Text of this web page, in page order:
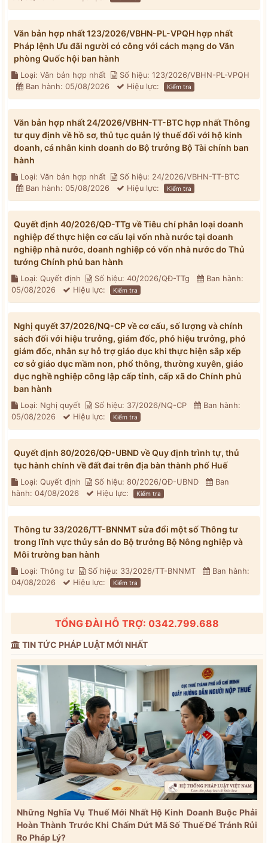
Văn bản hợp nhất 123/2026/VBHN-PL-VPQH hợp nhất
Pháp lệnh Ưu đãi người có công với cách mạng do Văn
phòng Quốc hội ban hành
Loại: Văn bản hợp nhất
Số hiệu: 123/2026/VBHN-PL-VPQH
Ban hành: 05/08/2026
Hiệu lực: Kiểm tra
Văn bản hợp nhất 24/2026/VBHN-TT-BTC hợp nhất Thông
tư quy định về hồ sơ, thủ tục quản lý thuế đối với hộ kinh
doanh, cá nhân kinh doanh do Bộ trưởng Bộ Tài chính ban
hành
Loại: Văn bản hợp nhất
Số hiệu: 24/2026/VBHN-TT-BTC
Ban hành: 05/08/2026
Hiệu lực: Kiểm tra
Quyết định 40/2026/QĐ-TTg về Tiêu chí phân loại doanh
nghiệp để thực hiện cơ cấu lại vốn nhà nước tại doanh
nghiệp nhà nước, doanh nghiệp có vốn nhà nước do Thủ
tướng Chính phủ ban hành
Loại: Quyết định Số hiệu: 40/2026/QĐ-TTg
Ban hành:
05/08/2026
Hiệu lực: Kiểm tra
Nghị quyết 37/2026/NQ-CP về cơ cấu, số lượng và chính
sách đối với hiệu trưởng, giám đốc, phó hiệu trưởng, phó
giám đốc, nhân sự hỗ trợ giáo dục khi thực hiện sắp xếp
cơ sở giáo dục mầm non, phổ thông, thường xuyên, giáo
dục nghề nghiệp công lập cấp tỉnh, cấp xã do Chính phủ
ban hành
Loại: Nghị quyết Số hiệu: 37/2026/NQ-CP
Ban hành:
05/08/2026
Hiệu lực: Kiểm tra
Quyết định 80/2026/QĐ-UBND về Quy định trình tự, thủ
tục hành chính về đất đai trên địa bàn thành phố Huế
Loại: Quyết định Số hiệu: 80/2026/QĐ-UBND
Ban
hành: 04/08/2026
Hiệu lực: Kiểm tra
Thông tư 33/2026/TT-BNNMT sửa đổi một số Thông tư
trong lĩnh vực thủy sản do Bộ trưởng Bộ Nông nghiệp và
Môi trường ban hành
Loại: Thông tư Số hiệu: 33/2026/TT-BNNMT
Ban hành:
04/08/2026
Hiệu lực: Kiểm tra
TỔNG ĐÀI HỖ TRỢ: 0342.799.688
TIN TỨC PHÁP LUẬT MỚI NHẤT
Những Nghĩa Vụ Thuế Mới Nhất Hộ Kinh Doanh Buộc Phải
Hoàn Thành Trước Khi Chấm Dứt Mã Số Thuế Để Tránh Rủi
Ro Pháp Lý?